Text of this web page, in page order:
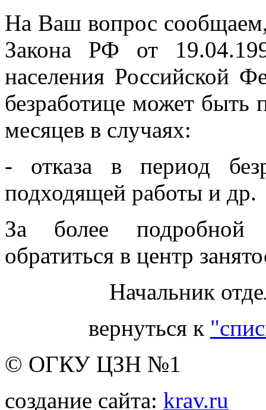
На Ваш вопрос сообщаем,
Закона РФ от
населения Российской
безработице может быть
месяцев в случаях:
- отказа в период
подходящей работы и др.
За более подробной
обратиться в центр
Начальник
вернуться к
© ОГКУ ЦЗН №1
создание сайта: krav.ru